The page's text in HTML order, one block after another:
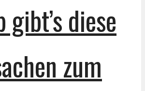
gibt’s diese
zum